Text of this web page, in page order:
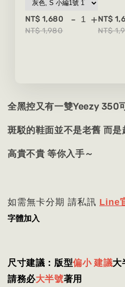
NT$ 1,680
NT$ 1,980
- +NT$
NT$
全黑控又有一雙Yeezy 350
斑駁的鞋面並不是老舊 而是
高貴不貴 等你入手～
如需無卡分期 請私訊 Line
字體加入
尺寸建議：版型偏小 建議大
請務必大半號著用